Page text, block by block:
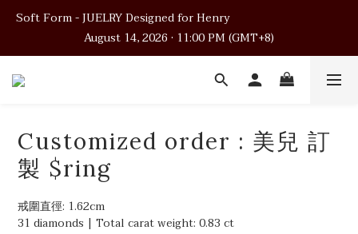
Soft Form - JUELRY Designed for Henry
August 14, 2026 · 11:00 PM (GMT+8)
Soft Form - JUELRY Designed for Henry
August 14, 2026 · 11:00 PM (GMT+8)
Worldwide Shipping
Soft Form - JUELRY Designed for Henry
August 14, 2026 · 11:00 PM (GMT+8)
Customized order : 美兒 訂
製 $ring
戒圍直徑: 1.62cm
31 diamonds | Total carat weight: 0.83 ct